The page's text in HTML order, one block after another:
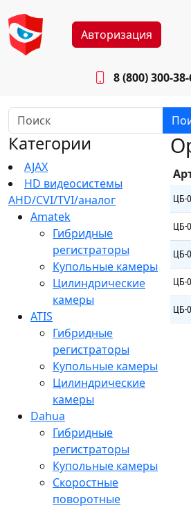
Авторизация
8 (800) 300-
Будни: 8.30 -
Категории
AJAX
HD видеосистемы
AHD/CVI/TVI/аналог
Amatek
Гибридные
регистраторы
Купольные камеры
Цилиндрические
камеры
ATIS
Гибридные
регистраторы
Купольные камеры
Цилиндрические
камеры
Dahua
Гибридные
регистраторы
Купольные камеры
Скоростные
поворотные
ЦБ-
ЦБ-
ЦБ-
ЦБ-
ЦБ-